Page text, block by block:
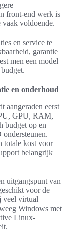
front-end werk is
voldoende.
en service te
garantie
men een model
en onderhoud
aangeraden eerst
GPU, RAM,
budget op en
totale kost voor
belangrijk
uitgangspunt van
voor de
veel virtual
Windows met
Linux-